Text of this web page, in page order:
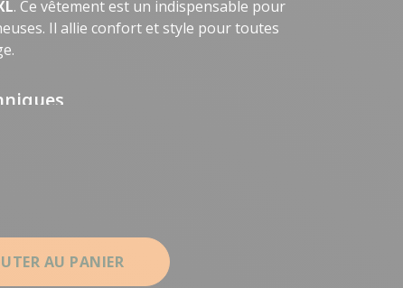
. Ce vêtement est un indispensable pour
Il allie confort et style pour toutes
AU PANIER